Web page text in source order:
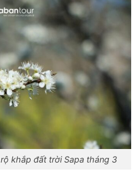
khắp đất trời Sapa tháng 3